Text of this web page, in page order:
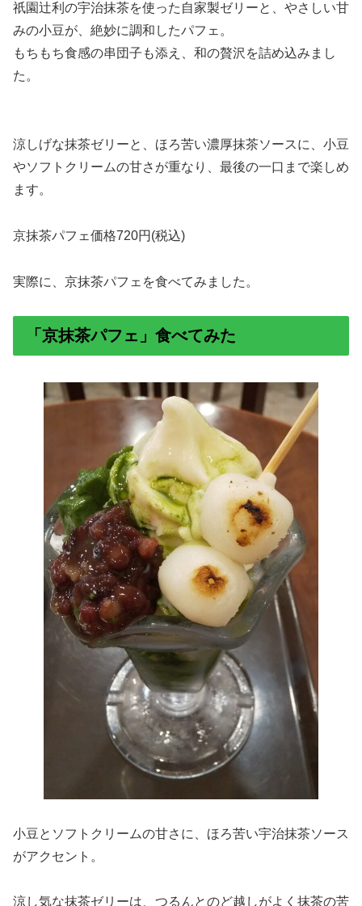
祇園辻利の宇治抹茶を使った自家製ゼリーと、やさしい甘
みの小豆が、絶妙に調和したパフェ。
もちもち食感の串団子も添え、和の贅沢を詰め込みまし
た。
涼しげな抹茶ゼリーと、ほろ苦い濃厚抹茶ソースに、小豆
やソフトクリームの甘さが重なり、最後の一口まで楽しめ
ます。
京抹茶パフェ価格720円(税込)
実際に、京抹茶パフェを食べてみました。
「京抹茶パフェ」食べてみた
小豆とソフトクリームの甘さに、ほろ苦い宇治抹茶ソース
がアクセント。
涼し気な抹茶ゼリーは、つるんとのど越しがよく抹茶の苦